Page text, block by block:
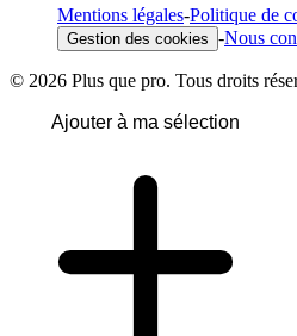
Mentions légales-Politique de
Gestion des cookies -Nous
© 2026 Plus que pro. Tous droits
Ajouter à ma sélection